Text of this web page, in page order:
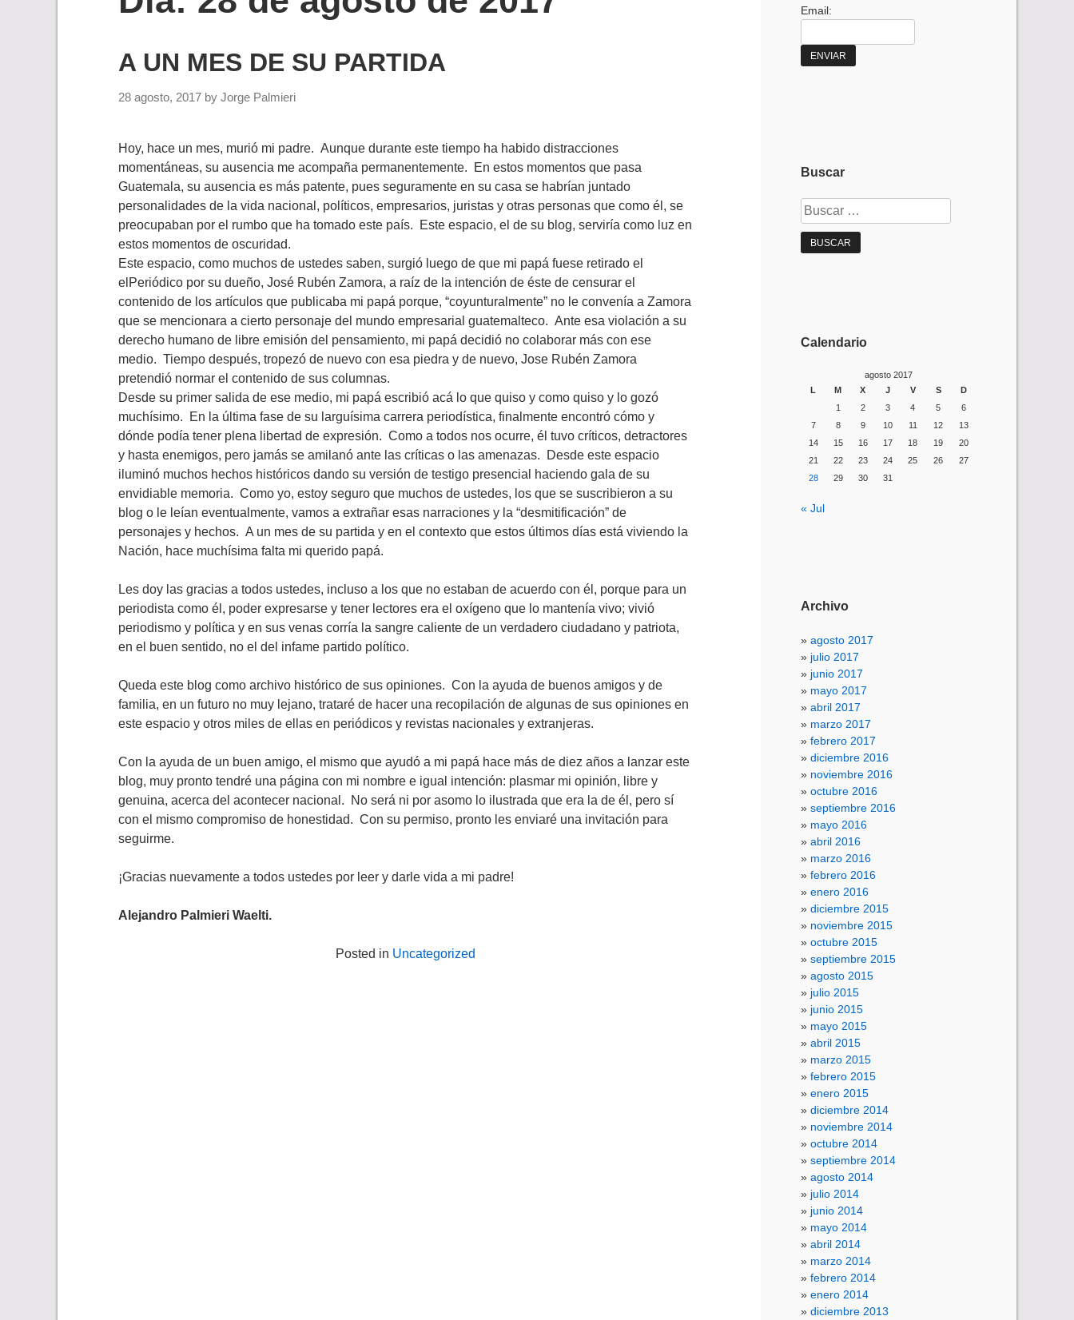
A UN MES DE SU PARTIDA
28 agosto, 2017 by Jorge Palmieri
Hoy, hace un mes, murió mi padre. Aunque durante este tiempo ha habido distracciones
momentáneas, su ausencia me acompaña permanentemente. En estos momentos que pasa
Guatemala, su ausencia es más patente, pues seguramente en su casa se habrían juntado
personalidades de la vida nacional, políticos, empresarios, juristas y otras personas que como él, se
preocupaban por el rumbo que ha tomado este país. Este espacio, el de su blog, serviría como luz en
estos momentos de oscuridad.
Este espacio, como muchos de ustedes saben, surgió luego de que mi papá fuese retirado el
elPeriódico por su dueño, José Rubén Zamora, a raíz de la intención de éste de censurar el
contenido de los artículos que publicaba mi papá porque, “coyunturalmente” no le convenía a Zamora
que se mencionara a cierto personaje del mundo empresarial guatemalteco. Ante esa violación a su
derecho humano de libre emisión del pensamiento, mi papá decidió no colaborar más con ese
medio. Tiempo después, tropezó de nuevo con esa piedra y de nuevo, Jose Rubén Zamora
pretendió normar el contenido de sus columnas.
Desde su primer salida de ese medio, mi papá escribió acá lo que quiso y como quiso y lo gozó
muchísimo. En la última fase de su larguísima carrera periodística, finalmente encontró cómo y
dónde podía tener plena libertad de expresión. Como a todos nos ocurre, él tuvo críticos, detractores
y hasta enemigos, pero jamás se amilanó ante las críticas o las amenazas. Desde este espacio
iluminó muchos hechos históricos dando su versión de testigo presencial haciendo gala de su
envidiable memoria. Como yo, estoy seguro que muchos de ustedes, los que se suscribieron a su
blog o le leían eventualmente, vamos a extrañar esas narraciones y la “desmitificación” de
personajes y hechos. A un mes de su partida y en el contexto que estos últimos días está viviendo la
Nación, hace muchísima falta mi querido papá.
Les doy las gracias a todos ustedes, incluso a los que no estaban de acuerdo con él, porque para un
periodista como él, poder expresarse y tener lectores era el oxígeno que lo mantenía vivo; vivió
periodismo y política y en sus venas corría la sangre caliente de un verdadero ciudadano y patriota,
en el buen sentido, no el del infame partido político.
Queda este blog como archivo histórico de sus opiniones. Con la ayuda de buenos amigos y de
familia, en un futuro no muy lejano, trataré de hacer una recopilación de algunas de sus opiniones en
este espacio y otros miles de ellas en periódicos y revistas nacionales y extranjeras.
Con la ayuda de un buen amigo, el mismo que ayudó a mi papá hace más de diez años a lanzar este
blog, muy pronto tendré una página con mi nombre e igual intención: plasmar mi opinión, libre y
genuina, acerca del acontecer nacional. No será ni por asomo lo ilustrada que era la de él, pero sí
con el mismo compromiso de honestidad. Con su permiso, pronto les enviaré una invitación para
seguirme.
¡Gracias nuevamente a todos ustedes por leer y darle vida a mi padre!
Alejandro Palmieri Waelti.
Posted in Uncategorized
Email:
Buscar
Buscar:
Calendario
agosto 2017
L
M X J V S
D
1
2 3 4 5
6
7
8 9 10 11 12
13
14
15 16 17 18 19
20
21
22 23 24 25 26
27
28
29 30 31
« Jul
Archivo
agosto 2017
julio 2017
junio 2017
mayo 2017
abril 2017
marzo 2017
febrero 2017
diciembre 2016
noviembre 2016
octubre 2016
septiembre 2016
mayo 2016
abril 2016
marzo 2016
febrero 2016
enero 2016
diciembre 2015
noviembre 2015
octubre 2015
septiembre 2015
agosto 2015
julio 2015
junio 2015
mayo 2015
abril 2015
marzo 2015
febrero 2015
enero 2015
diciembre 2014
noviembre 2014
octubre 2014
septiembre 2014
agosto 2014
julio 2014
junio 2014
mayo 2014
abril 2014
marzo 2014
febrero 2014
enero 2014
diciembre 2013